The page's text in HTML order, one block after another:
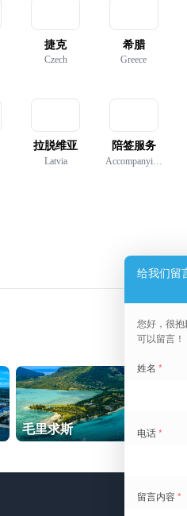
捷克
Czech
希腊
Greece
拉脱维亚
Latvia
陪签服务
Accompanying
毛里求斯